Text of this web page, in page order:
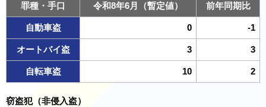
罪種・手口 令和8年6月（暫定値） 前年同期比
自動車盗 0 -1
オートバイ盗 3 3
自転車盗 10 2
窃盗犯（非侵入盗）